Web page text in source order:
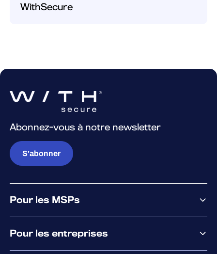
WithSecure
Abonnez-vous à notre newsletter
S'abonner
Pour les MSPs
Pour les entreprises